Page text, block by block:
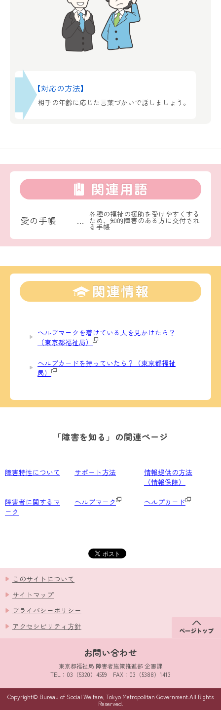
【対応の方法】
相手の年齢に応じた言葉づかいで話しましょう。
愛の手帳 …
各種の福祉の援助を受けやすくする
ため、知的障害のある方に交付され
る手帳
ヘルプマークを着けている人を見かけたら？
（東京都福祉局）
ヘルプカードを持っていたら？（東京都福祉
局）
「障害を知る」の関連ページ
障害特性について サポート方法
情報提供の方法
（情報保障）
障害者に関するマ
ーク
ヘルプマーク ヘルプカード
このサイトについて
サイトマップ
プライバシーポリシー
アクセシビリティ方針
お問い合わせ
東京都福祉局 障害者施策推進部 企画課
TEL：03（5320）4559 FAX：03（5388）1413
Copyright© Bureau of Social Welfare, Tokyo Metropolitan Government.All Rights
Reserved.